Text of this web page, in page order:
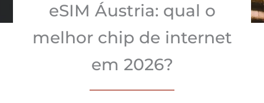
eSIM Áustria: qual o
melhor chip de internet
em 2026?